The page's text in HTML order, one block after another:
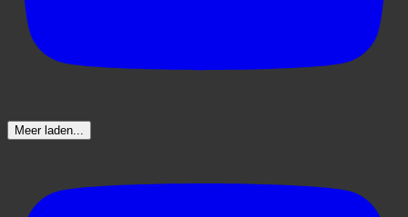
Meer laden...